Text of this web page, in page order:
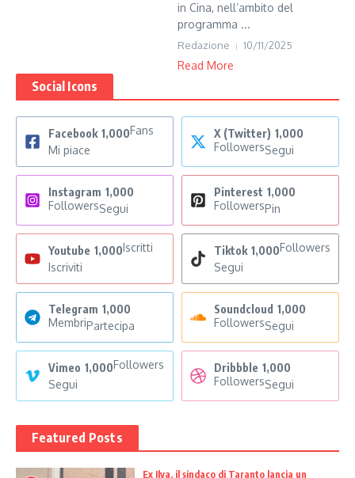
in Cina, nell’ambito del
programma ...
Redazione 10/11/2025
Read More
Social Icons
Facebook 1,000Fans
Mi piace
X (Twitter) 1,000
FollowersSegui
Instagram 1,000
FollowersSegui
Pinterest 1,000
FollowersPin
Youtube 1,000Iscritti
Iscriviti
Tiktok 1,000Followers
Segui
Telegram 1,000
MembriPartecipa
Soundcloud 1,000
FollowersSegui
Vimeo 1,000Followers
Segui
Dribbble 1,000
FollowersSegui
Featured Posts
Ex Ilva, il sindaco di Taranto lancia un